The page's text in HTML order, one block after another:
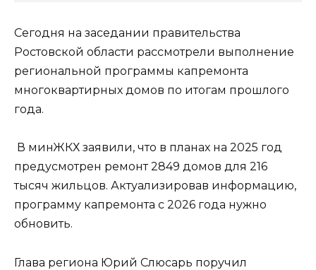
Сегодня на заседании правительства
Ростовской области рассмотрели выполнение
региональной программы капремонта
многоквартирных домов по итогам прошлого
года.
В минЖКХ заявили, что в планах на 2025 год
предусмотрен ремонт 2849 домов для 216
тысяч жильцов. Актуализировав информацию,
программу капремонта с 2026 года нужно
обновить.
Глава региона Юрий Слюсарь поручил